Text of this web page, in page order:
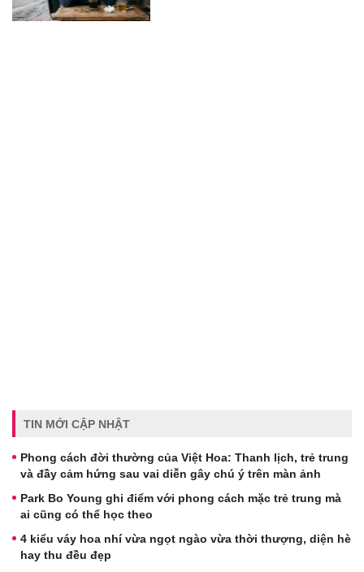
TIN MỚI CẬP NHẬT
Phong cách đời thường của Việt Hoa: Thanh lịch, trẻ trung
và đầy cảm hứng sau vai diễn gây chú ý trên màn ảnh
Park Bo Young ghi điểm với phong cách mặc trẻ trung mà
ai cũng có thể học theo
4 kiểu váy hoa nhí vừa ngọt ngào vừa thời thượng, diện hè
hay thu đều đẹp